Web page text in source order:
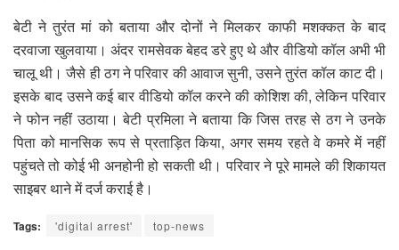
बेटी ने तुरंत मां को बताया और दोनों ने मिलकर काफी मशक्कत के बाद
दरवाजा खुलवाया। अंदर रामसेवक बेहद डरे हुए थे और वीडियो कॉल अभी भी
चालू थी। जैसे ही ठग ने परिवार की आवाज सुनी, उसने तुरंत कॉल काट दी।
इसके बाद उसने कई बार वीडियो कॉल करने की कोशिश की, लेकिन परिवार
ने फोन नहीं उठाया। बेटी प्रमिला ने बताया कि जिस तरह से ठग ने उनके
पिता को मानसिक रूप से प्रताड़ित किया, अगर समय रहते वे कमरे में नहीं
पहुंचते तो कोई भी अनहोनी हो सकती थी। परिवार ने पूरे मामले की शिकायत
साइबर थाने में दर्ज कराई है।
Tags: 'digital arrest' top-news